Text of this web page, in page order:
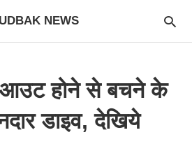
NEWS
आउट होने से बचने के
डाइव, देखिये